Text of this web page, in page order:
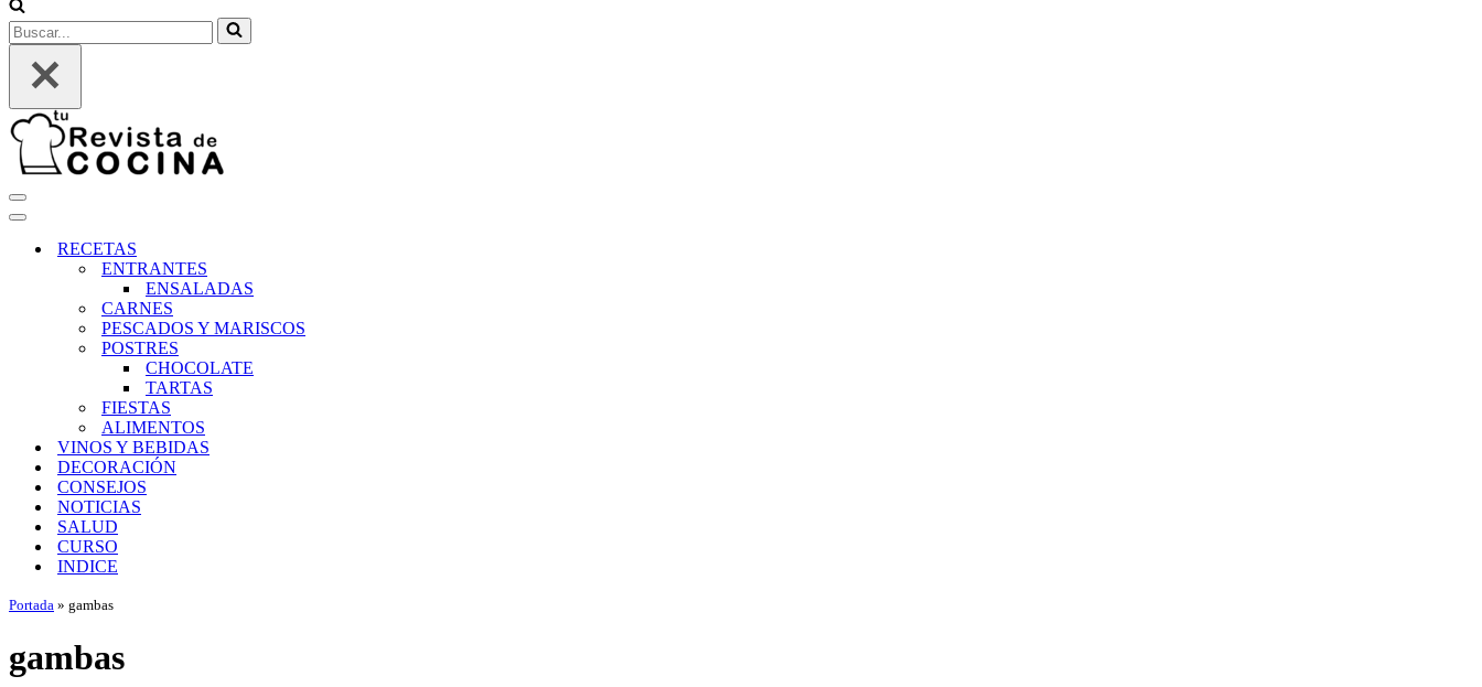
Buscar...
Menú
de
Menú
navegaciónRECETAS
ENTRANTES
ENSALADAS
CARNES
PESCADOS Y MARISCOS
POSTRES
CHOCOLATE
TARTAS
FIESTAS
ALIMENTOS
VINOS Y BEBIDAS
DECORACIÓN
CONSEJOS
NOTICIAS
SALUD
CURSO
INDICE
Portada » gambas
gambas